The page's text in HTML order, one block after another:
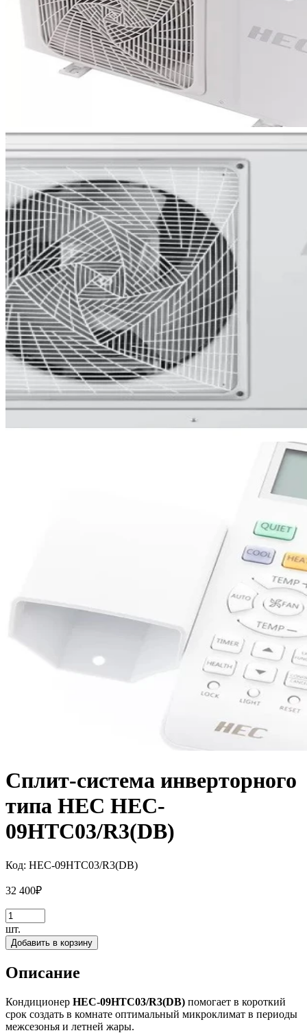
Сплит-система инверторного
типа HEC HEC-
09HTC03/R3(DB)
Код: HEC-09HTC03/R3(DB)
32 400₽
шт.
Добавить в корзину
Описание
Кондиционер HEC-09HTC03/R3(DB) помогает в короткий
срок создать в комнате оптимальный микроклимат в периоды
межсезонья и летней жары.